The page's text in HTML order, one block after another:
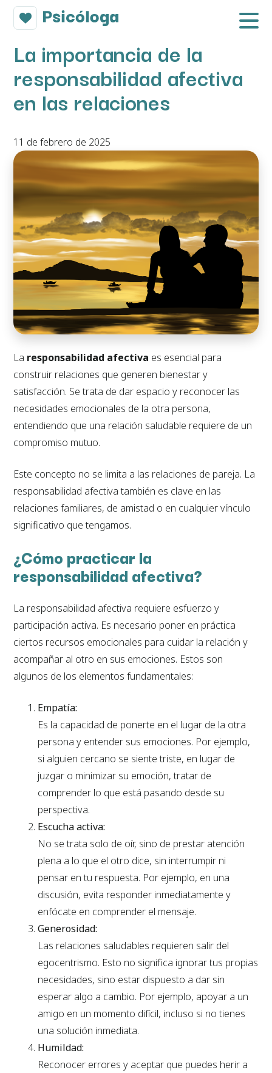
La importancia de la
responsabilidad afectiva
en las relaciones
11 de febrero de 2025
La responsabilidad afectiva es esencial para
construir relaciones que generen bienestar y
satisfacción. Se trata de dar espacio y reconocer las
necesidades emocionales de la otra persona,
entendiendo que una relación saludable requiere de un
compromiso mutuo.
Este concepto no se limita a las relaciones de pareja. La
responsabilidad afectiva también es clave en las
relaciones familiares, de amistad o en cualquier vínculo
significativo que tengamos.
¿Cómo practicar la
responsabilidad afectiva?
La responsabilidad afectiva requiere esfuerzo y
participación activa. Es necesario poner en práctica
ciertos recursos emocionales para cuidar la relación y
acompañar al otro en sus emociones. Estos son
algunos de los elementos fundamentales:
Empatía:
Es la capacidad de ponerte en el lugar de la otra
persona y entender sus emociones. Por ejemplo,
si alguien cercano se siente triste, en lugar de
juzgar o minimizar su emoción, tratar de
comprender lo que está pasando desde su
perspectiva.
Escucha activa:
No se trata solo de oír, sino de prestar atención
plena a lo que el otro dice, sin interrumpir ni
pensar en tu respuesta. Por ejemplo, en una
discusión, evita responder inmediatamente y
enfócate en comprender el mensaje.
Generosidad:
Las relaciones saludables requieren salir del
egocentrismo. Esto no significa ignorar tus propias
necesidades, sino estar dispuesto a dar sin
esperar algo a cambio. Por ejemplo, apoyar a un
amigo en un momento difícil, incluso si no tienes
una solución inmediata.
Humildad:
Reconocer errores y aceptar que puedes herir a